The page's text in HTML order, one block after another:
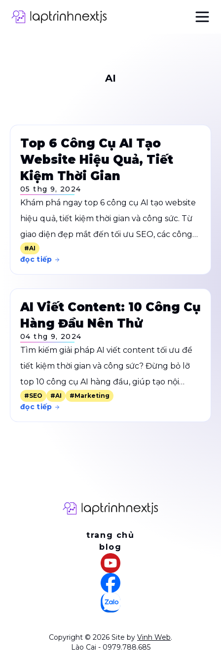
AI
Top 6 Công Cụ AI Tạo
Website Hiệu Quả, Tiết
Kiệm Thời Gian
05 thg 9, 2024
Khám phá ngay top 6 công cụ AI tạo website
hiệu quả, tiết kiệm thời gian và công sức. Từ
giao diện đẹp mắt đến tối ưu SEO, các công
cụ này sẽ hỗ trợ bạn xây dựng website mạnh
mẽ, thu hút khách hàng và tăng trưởng
#AI
đọc tiếp
AI Viết Content: 10 Công Cụ
Hàng Đầu Nên Thử
04 thg 9, 2024
Tìm kiếm giải pháp AI viết content tối ưu để
tiết kiệm thời gian và công sức? Đừng bỏ lỡ
top 10 công cụ AI hàng đầu, giúp tạo nội
dung chất lượng, sáng tạo và hấp dẫn cho
mọi nhu cầu. Từ viết blog, email marketing
#SEO #AI #Marketing
đọc tiếp
trang chủ
blog
Copyright © 2026 Site by Vinh Web.
Lào Cai - 0979.788.685